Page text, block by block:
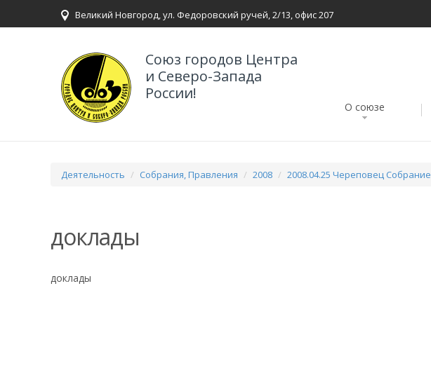
Великий Новгород, ул. Федоровский ручей, 2/13, офис 207
Союз городов Центра
и Северо-Запада
России!
О союзе
Деятельность Собрания, Правления 2008 2008.04.25 Череповец Собрание
доклады
доклады